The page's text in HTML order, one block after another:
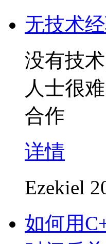
无技术
没有技
人士很
合作
详情
Ezekiel
如何用